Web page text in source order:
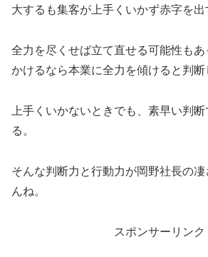
大するも集客が上手くいかず赤字を出
全力を尽くせば立て直せる可能性も
かけるなら本業に全力を傾けると判断
上手くいかないときでも、素早い判断
る。
そんな判断力と行動力が岡野社長の
んね。
スポンサーリンク